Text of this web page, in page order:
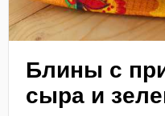
Блины с
сыра и